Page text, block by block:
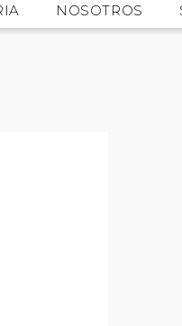
NOSOTROS